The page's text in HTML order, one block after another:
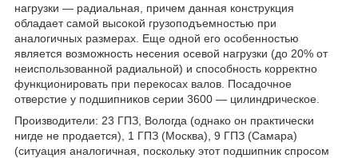
нагрузки — радиальная, причем данная конструкция
обладает самой высокой грузоподъемностью при
аналогичных размерах. Еще одной его особенностью
является возможность несения осевой нагрузки (до 20% от
неиспользованной радиальной) и способность корректно
функционировать при перекосах валов. Посадочное
отверстие у подшипников серии 3600 — цилиндрическое.
Производители: 23 ГПЗ, Вологда (однако он практически
нигде не продается), 1 ГПЗ (Москва), 9 ГПЗ (Самара)
(ситуация аналогичная, поскольку этот подшипник спросом